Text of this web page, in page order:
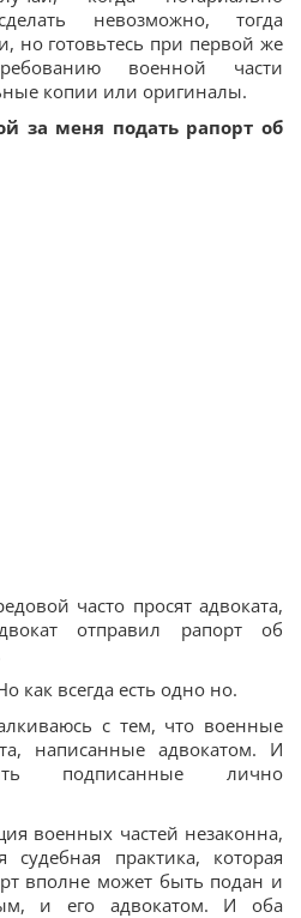
невозможно, тогда
но готовьтесь при первой же
военной части
копии или оригиналы.
за меня подать рапорт об
часто просят адвоката,
отправил рапорт об
как всегда есть одно но.
с тем, что военные
написанные адвокатом. И
подписанные лично
военных частей незаконна,
практика, которая
вполне может быть подан и
и его адвокатом. И оба